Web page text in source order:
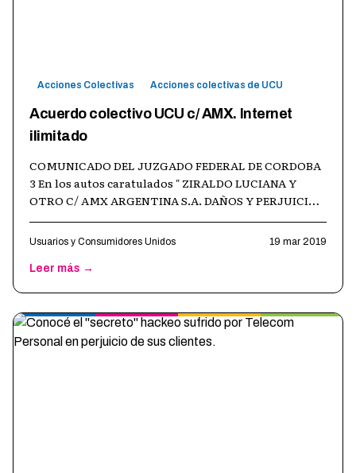
Acciones Colectivas Acciones colectivas de UCU
Acuerdo colectivo UCU c/ AMX. Internet
ilimitado
COMUNICADO DEL JUZGADO FEDERAL DE CORDOBA
3 En los autos caratulados " ZIRALDO LUCIANA Y
OTRO C/ AMX ARGENTINA S.A. DAÑOS Y PERJUICIOS
Usuarios y Consumidores Unidos 19 mar 2019
Leer más →